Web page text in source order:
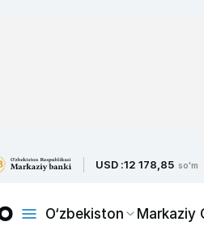
USD :12 178,85 so'm
O‘zbekiston Markaziy